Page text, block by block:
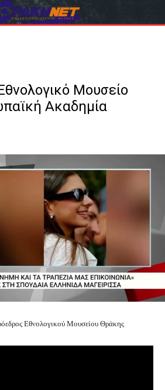
Μουσείο
Ακαδημία
Εθνολογικού Μουσείου Θράκης